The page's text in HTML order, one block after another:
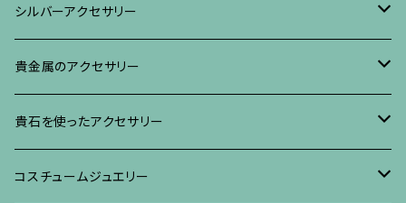
リング
ブレスレット、その他
ネックレス、ペンダント
リング
ブレスレット、その他
ブローチ
イヤリング・ピアス
真珠に蒔絵のアクセサリー
ブローチ
イヤリング、ピアス
水晶に蒔絵のアクセサリー
ブローチ
イヤリング、ピアス
朴の木やポプラに蒔絵のアクセサリー
ブローチ
その他の蒔絵のアクセサリー
ブローチ
イヤリング、ピアス
ネックレス、ペンダント
リング
シルバーアクセサリー
ブローチ
イヤリング、ピアス
ネックレス、ペンダント
貴金属のアクセサリー
ブローチ
イヤリング、ピアス
貴石を使ったアクセサリー
ブローチ
コスチュームジュエリー